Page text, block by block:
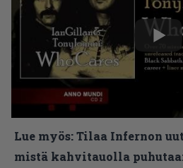
Lue myös:Tilaa Infernon
mistä kahvitauolla